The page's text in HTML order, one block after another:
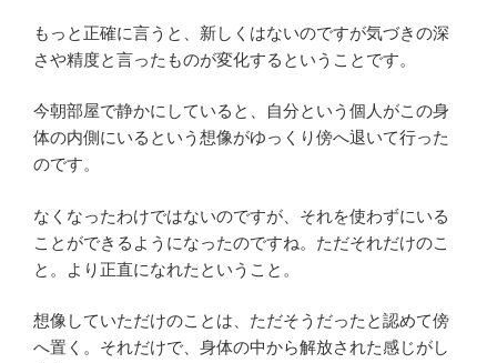
もっと正確に言うと、新しくはないのですが気づきの深
さや精度と言ったものが変化するということです。
今朝部屋で静かにしていると、自分という個人がこの身
体の内側にいるという想像がゆっくり傍へ退いて行った
のです。
なくなったわけではないのですが、それを使わずにいる
ことができるようになったのですね。ただそれだけのこ
と。より正直になれたということ。
想像していただけのことは、ただそうだったと認めて傍
へ置く。それだけで、身体の中から解放された感じがし